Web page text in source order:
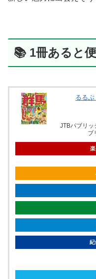
📚 1冊あると
るる
JTBパブリッ
ブ
紀